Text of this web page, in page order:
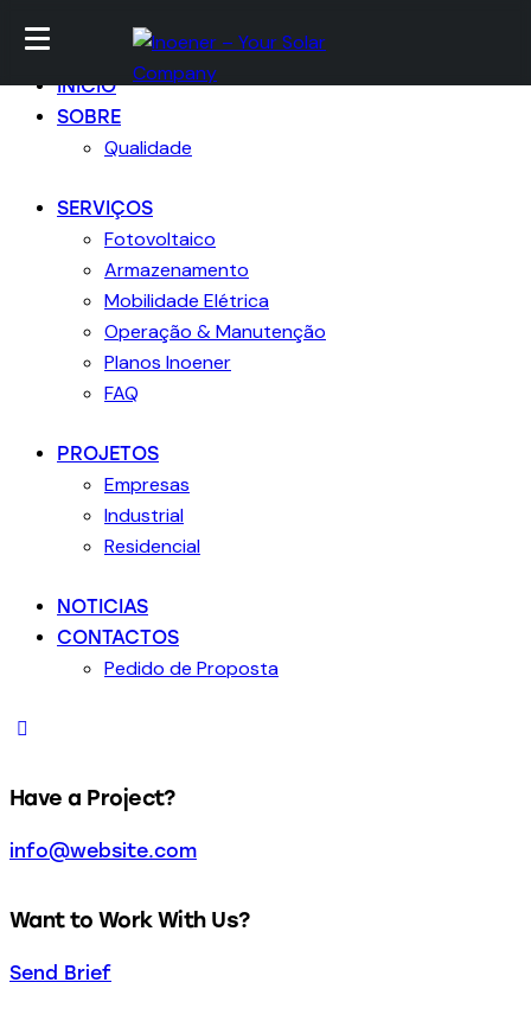
Skip to content
Close
INICIO
SOBRE
Qualidade
SERVIÇOS
Fotovoltaico
Armazenamento
Mobilidade Elétrica
Operação & Manutenção
Planos Inoener
FAQ
PROJETOS
Empresas
Industrial
Residencial
NOTICIAS
CONTACTOS
Pedido de Proposta
Have a Project?
info@website.com
Want to Work With Us?
Send Brief